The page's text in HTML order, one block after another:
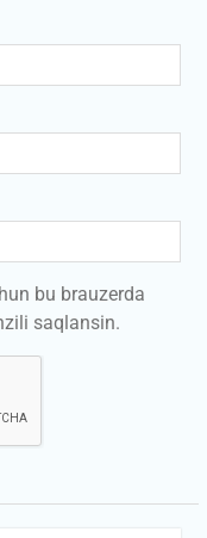
bu brauzerda
saqlansin.